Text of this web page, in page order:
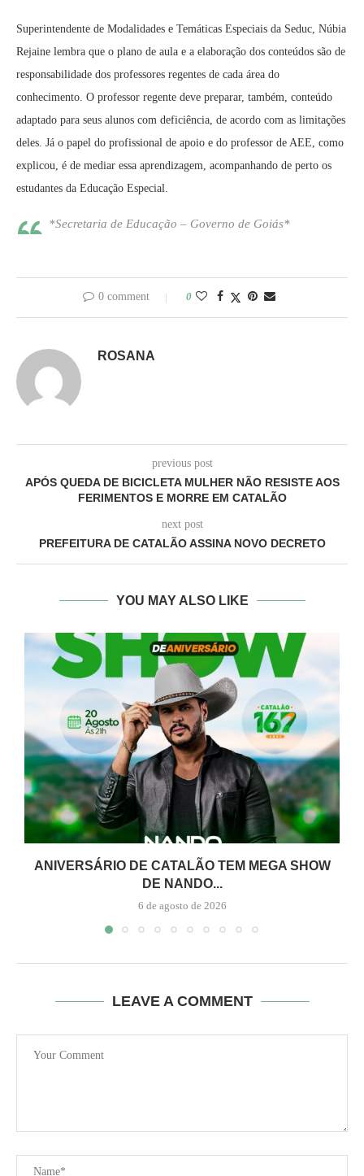
Superintendente de Modalidades e Temáticas Especiais da Seduc, Núbia
Rejaine lembra que o plano de aula e a elaboração dos conteúdos são de
responsabilidade dos professores regentes de cada área do
conhecimento. O professor regente deve preparar, também, conteúdo
adaptado para seus alunos com deficiência, de acordo com as limitações
deles. Já o papel do profissional de apoio e do professor de AEE, como
explicou, é de mediar essa aprendizagem, acompanhando de perto os
estudantes da Educação Especial.
*Secretaria de Educação – Governo de Goiás*
0 comment 0
ROSANA
previous post
APÓS QUEDA DE BICICLETA MULHER NÃO RESISTE AOS
FERIMENTOS E MORRE EM CATALÃO
next post
PREFEITURA DE CATALÃO ASSINA NOVO DECRETO
YOU MAY ALSO LIKE
ANIVERSÁRIO DE CATALÃO TEM MEGA SHOW
DE NANDO...
6 de agosto de 2026
LEAVE A COMMENT